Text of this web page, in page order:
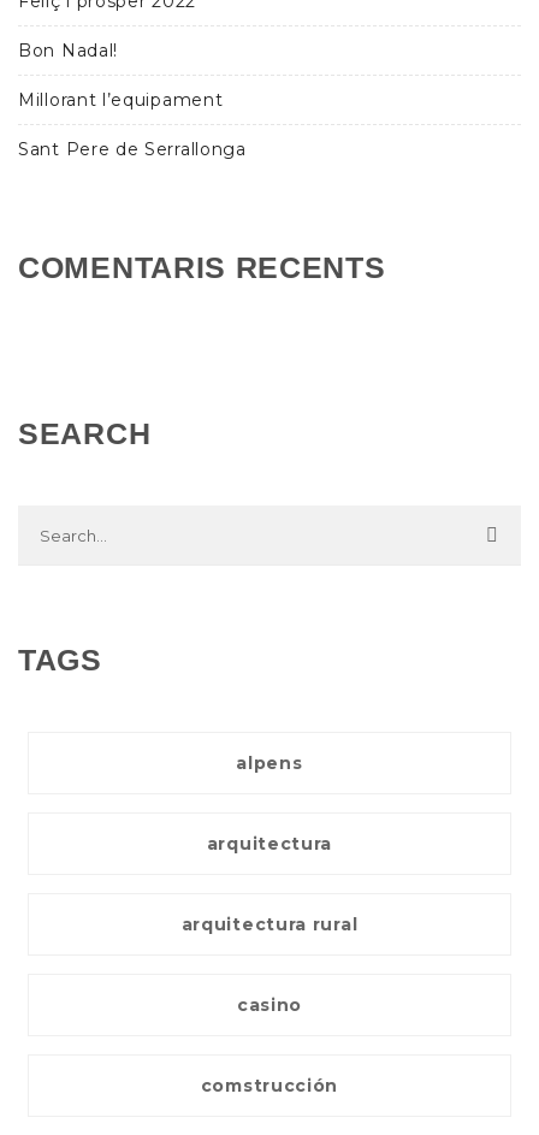
Bon Nadal!
Millorant l’equipament
Sant Pere de Serrallonga
COMENTARIS RECENTS
SEARCH
TAGS
alpens
arquitectura
arquitectura rural
casino
comstrucción